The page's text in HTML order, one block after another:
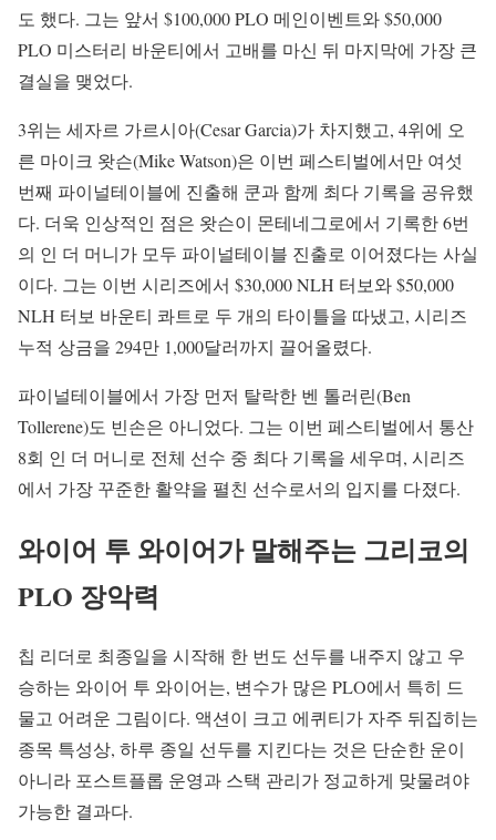
도 했다. 그는 앞서 $100,000 PLO 메인이벤트와 $50,000
PLO 미스터리 바운티에서 고배를 마신 뒤 마지막에 가장 큰
결실을 맺었다.
3위는 세자르 가르시아(Cesar Garcia)가 차지했고, 4위에 오
른 마이크 왓슨(Mike Watson)은 이번 페스티벌에서만 여섯
번째 파이널테이블에 진출해 쿤과 함께 최다 기록을 공유했
다. 더욱 인상적인 점은 왓슨이 몬테네그로에서 기록한 6번
의 인 더 머니가 모두 파이널테이블 진출로 이어졌다는 사실
이다. 그는 이번 시리즈에서 $30,000 NLH 터보와 $50,000
NLH 터보 바운티 콰트로 두 개의 타이틀을 따냈고, 시리즈
누적 상금을 294만 1,000달러까지 끌어올렸다.
파이널테이블에서 가장 먼저 탈락한 벤 톨러린(Ben
Tollerene)도 빈손은 아니었다. 그는 이번 페스티벌에서 통산
8회 인 더 머니로 전체 선수 중 최다 기록을 세우며, 시리즈
에서 가장 꾸준한 활약을 펼친 선수로서의 입지를 다졌다.
와이어 투 와이어가 말해주는 그리코의
PLO 장악력
칩 리더로 최종일을 시작해 한 번도 선두를 내주지 않고 우
승하는 와이어 투 와이어는, 변수가 많은 PLO에서 특히 드
물고 어려운 그림이다. 액션이 크고 에퀴티가 자주 뒤집히는
종목 특성상, 하루 종일 선두를 지킨다는 것은 단순한 운이
아니라 포스트플롭 운영과 스택 관리가 정교하게 맞물려야
가능한 결과다.